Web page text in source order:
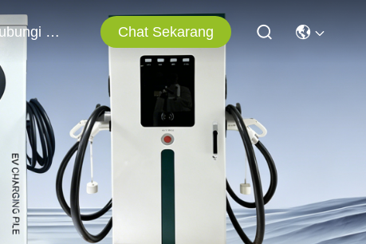
Hubungi Kami Chat Sekarang